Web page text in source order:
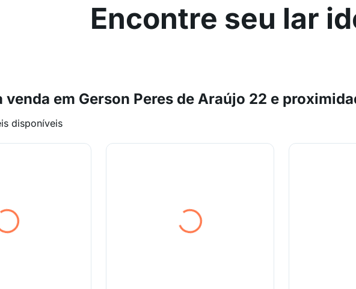
Encontre seu lar
venda em Gerson Peres de Araújo 22 e
disponíveis